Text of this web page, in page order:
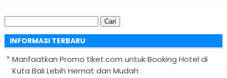
Cari
untuk:
INFORMASI TERBARU
Manfaatkan Promo tiket.com untuk Booking Hotel di
Kuta Bali Lebih Hemat dan Mudah